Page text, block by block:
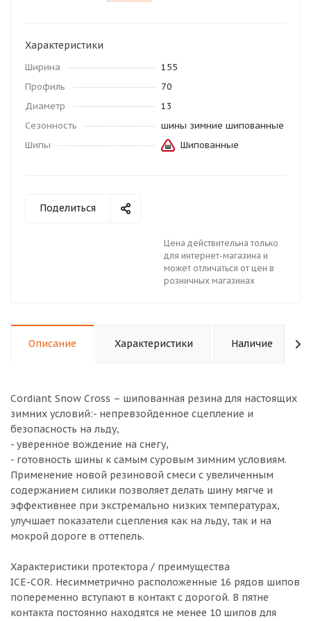
Характеристики
Ширина
155
Профиль
70
Диаметр
13
Сезонность
шины зимние шипованные
Шипы
Шипованные
Поделиться
Цена действительна только
для интернет-магазина и
может отличаться от цен в
розничных магазинах
Описание Характеристики Наличие
Cordiant Snow Cross – шипованная резина для настоящих
зимних условий:- непревзойденное сцепление и
безопасность на льду,
- уверенное вождение на снегу,
- готовность шины к самым суровым зимним условиям.
Применение новой резиновой смеси с увеличенным
содержанием силики позволяет делать шину мягче и
эффективнее при экстремально низких температурах,
улучшает показатели сцепления как на льду, так и на
мокрой дороге в оттепель.
Характеристики протектора / преимущества
ICE-COR. Несимметрично расположенные 16 рядов шипов
попеременно вступают в контакт с дорогой. В пятне
контакта постоянно находятся не менее 10 шипов для